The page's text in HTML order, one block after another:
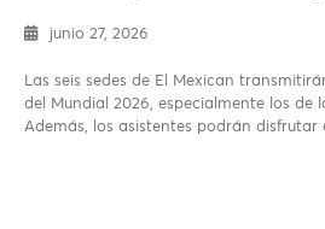
junio 27, 2026
Las seis sedes de El Mexican
del Mundial 2026, especialmente los de
Además, los asistentes podrán disfrutar